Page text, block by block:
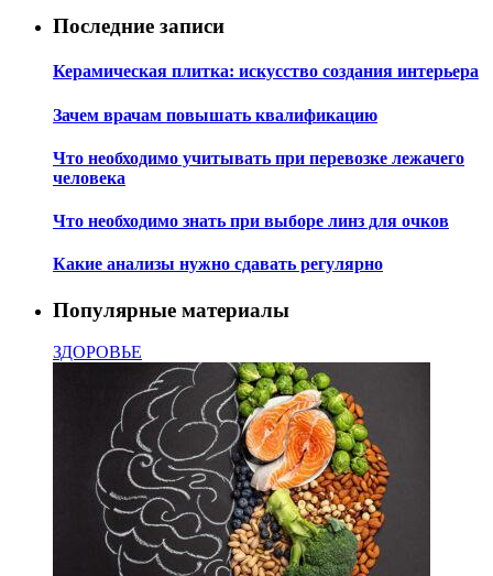
Последние записи
Керамическая плитка: искусство создания интерьера
Зачем врачам повышать квалификацию
Что необходимо учитывать при перевозке лежачего
человека
Что необходимо знать при выборе линз для очков
Какие анализы нужно сдавать регулярно
Популярные материалы
ЗДОРОВЬЕ